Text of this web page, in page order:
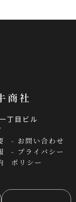
商社
丁目ビル
- お問い合わせ
- プライバシー
ポリシー